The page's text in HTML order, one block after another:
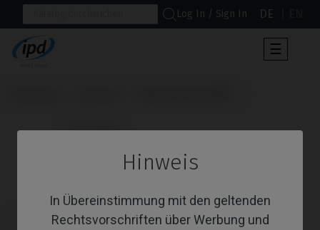
Hinweis
In Übereinstimmung mit den geltenden
Rechtsvorschriften über Werbung und
Log In / Sign In DE
der
☰
                      CoCr Base